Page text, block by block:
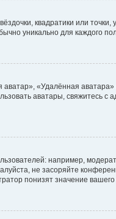
квадратики или точки,
уникально для каждого
«Удалённая
аватары, свяжитесь с
например,
не засоряйте
понизят значение